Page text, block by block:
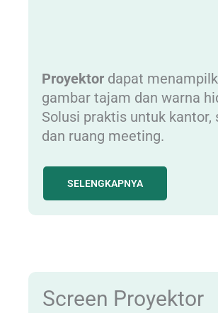
Proyektor dapat
gambar tajam dan warna
Solusi praktis untuk kantor,
dan ruang meeting.
SELENGKAPNYA
Screen Proyektor